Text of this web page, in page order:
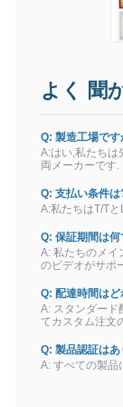
よく 聞
Q: 製造工場です
A:はい,私たちは
両メーカーです.
Q: 支払い条件は
A:私たちはT/T
Q: 保証期間は
A: 私たちのメイ
のビデオがサポ
Q: 配達時間は
A: スタンダード
てカスタム注文
Q: 製品認証は
A: すべての製品